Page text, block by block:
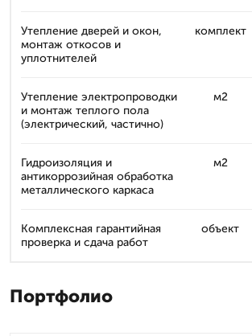
Утепление дверей и окон,
монтаж откосов и
уплотнителей
комплект
Утепление электропроводки
и монтаж теплого пола
(электрический, частично)
м2
Гидроизоляция и
антикоррозийная обработка
металлического каркаса
м2
Комплексная гарантийная
проверка и сдача работ
объект
Портфолио